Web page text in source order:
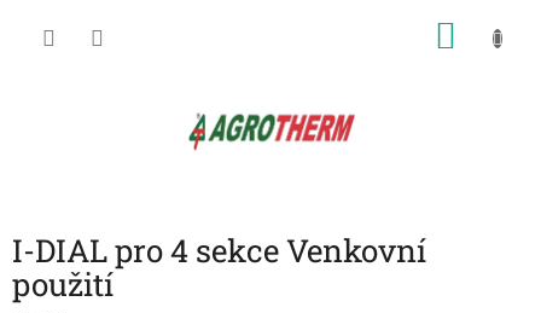
I-DIAL pro 4 sekce Venkovní
použití